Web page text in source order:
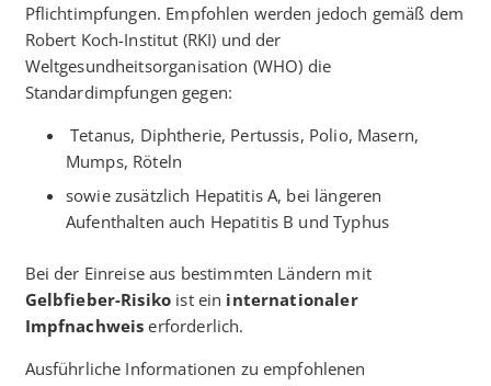
Pflichtimpfungen. Empfohlen werden jedoch gemäß dem
Robert Koch-Institut (RKI) und der
Weltgesundheitsorganisation (WHO) die
Standardimpfungen gegen:
Tetanus, Diphtherie, Pertussis, Polio, Masern,
Mumps, Röteln
sowie zusätzlich Hepatitis A, bei längeren
Aufenthalten auch Hepatitis B und Typhus
Bei der Einreise aus bestimmten Ländern mit
Gelbfieber-Risiko ist ein internationaler
Impfnachweis erforderlich.
Ausführliche Informationen zu empfohlenen